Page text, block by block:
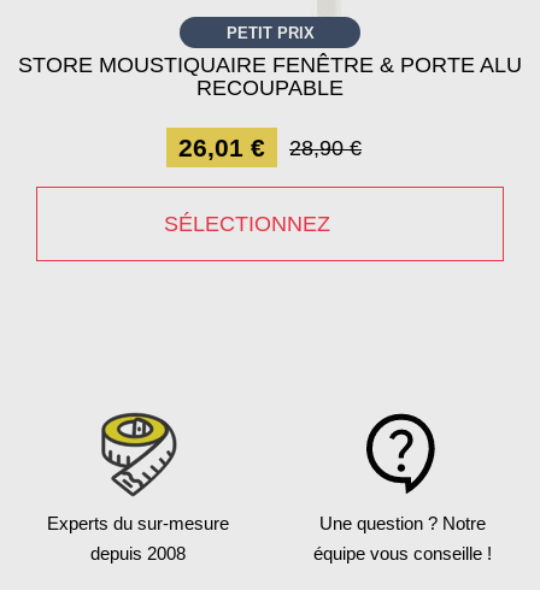
PETIT PRIX
STORE MOUSTIQUAIRE FENÊTRE & PORTE ALU
RECOUPABLE
26,01 € 28,90 €
SÉLECTIONNEZ
Experts du sur-mesure
depuis 2008
Une question ? Notre
équipe vous conseille !